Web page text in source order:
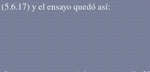
y el ensayo quedó así: